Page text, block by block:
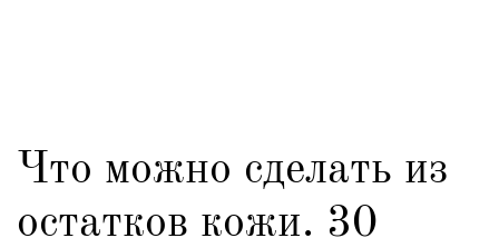
Что можно сделать из
остатков кожи. 30